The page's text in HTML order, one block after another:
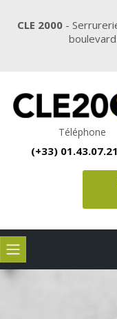
CLE 2000-
Téléphone
(+33)